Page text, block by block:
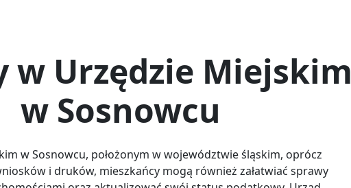
w Urzędzie Miejskim
w Sosnowcu
w Sosnowcu, położonym w województwie śląskim, oprócz
i druków, mieszkańcy mogą również załatwiać sprawy